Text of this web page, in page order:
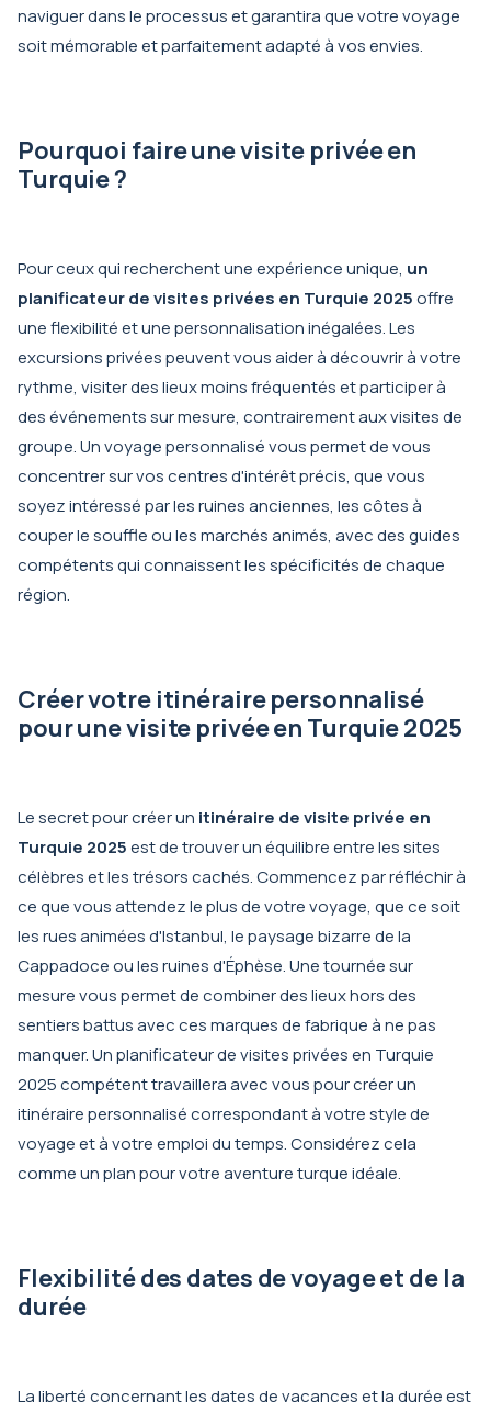
naviguer dans le processus et garantira que votre voyage
soit mémorable et parfaitement adapté à vos envies.
Pourquoi faire une visite privée en
Turquie ?
Pour ceux qui recherchent une expérience unique, un
planificateur de visites privées en Turquie 2025offre
une flexibilité et une personnalisation inégalées. Les
excursions privées peuvent vous aider à découvrir à votre
rythme, visiter des lieux moins fréquentés et participer à
des événements sur mesure, contrairement aux visites de
groupe. Un voyage personnalisé vous permet de vous
concentrer sur vos centres d'intérêt précis, que vous
soyez intéressé par les ruines anciennes, les côtes à
couper le souffle ou les marchés animés, avec des guides
compétents qui connaissent les spécificités de chaque
région.
Créer votre itinéraire personnalisé
pour une visite privée en Turquie 2025
Le secret pour créer un itinéraire de visite privée en
Turquie 2025est de trouver un équilibre entre les sites
célèbres et les trésors cachés. Commencez par réfléchir à
ce que vous attendez le plus de votre voyage, que ce soit
les rues animées d'Istanbul, le paysage bizarre de la
Cappadoce ou les ruines d'Éphèse. Une tournée sur
mesure vous permet de combiner des lieux hors des
sentiers battus avec ces marques de fabrique à ne pas
manquer. Un planificateur de visites privées en Turquie
2025 compétent travaillera avec vous pour créer un
itinéraire personnalisé correspondant à votre style de
voyage et à votre emploi du temps. Considérez cela
comme un plan pour votre aventure turque idéale.
Flexibilité des dates de voyage et de la
durée
La liberté concernant les dates de vacances et la durée est